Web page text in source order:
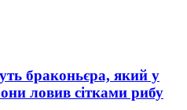
браконьєра, який у
ловив сітками рибу